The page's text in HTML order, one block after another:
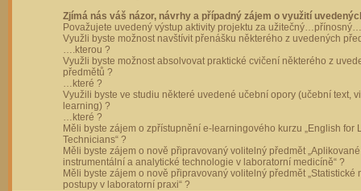
Zjímá nás váš názor, návrhy a případný zájem o využití
Považujete uvedený výstup aktivity projektu za
Využli byste možnost navštívit přenášku některého z uvedených
….kterou ?
Využli byste možnost absolvovat praktické cvičení některého z
předmětů ?
…které ?
Využili byste ve studiu některé uvedené učební opory (učební text,
learning) ?
…které ?
Měli byste zájem o zpřístupnění e-learningového kurzu „English for
Technicians“ ?
Měli byste zájem o nově připravovaný volitelný předmět „Aplikované
instrumentální a analytické technologie v laboratorní medicíně“ ?
Měli byste zájem o nově připravovaný volitelný předmět „Statistické
postupy v laboratorní praxi“ ?